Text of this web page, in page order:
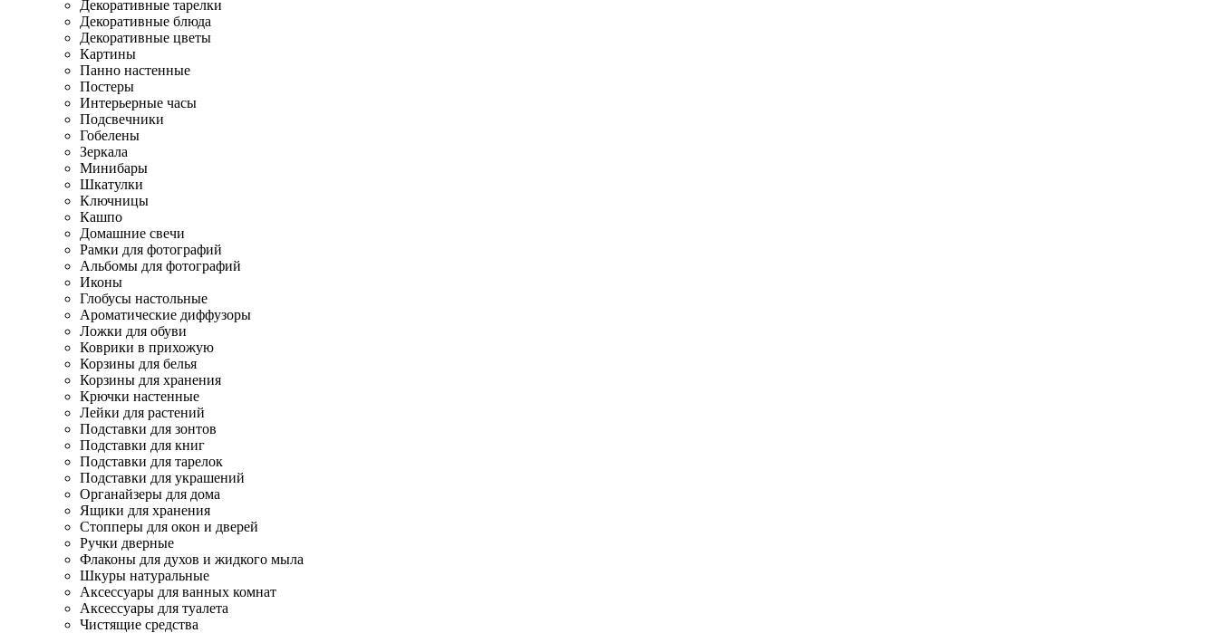
Декоративные тарелки
Декоративные блюда
Декоративные цветы
Картины
Панно настенные
Постеры
Интерьерные часы
Подсвечники
Гобелены
Зеркала
Минибары
Шкатулки
Ключницы
Кашпо
Домашние свечи
Рамки для фотографий
Альбомы для фотографий
Иконы
Глобусы настольные
Ароматические диффузоры
Ложки для обуви
Коврики в прихожую
Корзины для белья
Корзины для хранения
Крючки настенные
Лейки для растений
Подставки для зонтов
Подставки для книг
Подставки для тарелок
Подставки для украшений
Органайзеры для дома
Ящики для хранения
Стопперы для окон и дверей
Ручки дверные
Флаконы для духов и жидкого мыла
Шкуры натуральные
Аксессуары для ванных комнат
Аксессуары для туалета
Чистящие средства